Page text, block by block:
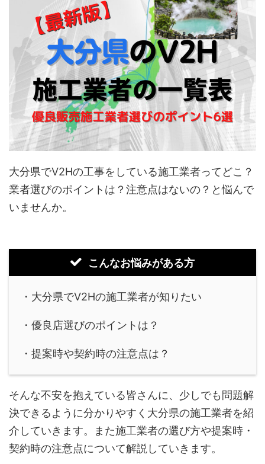
大分県でV2Hの工事をしている施工業者ってどこ？
業者選びのポイントは？注意点はないの？と悩んで
いませんか。
こんなお悩みがある方
・大分県でV2Hの施工業者が知りたい
・優良店選びのポイントは？
・提案時や契約時の注意点は？
そんな不安を抱えている皆さんに、少しでも問題解
決できるように分かりやすく大分県の施工業者を紹
介していきます。また施工業者の選び方や提案時・
契約時の注意点について解説していきます。